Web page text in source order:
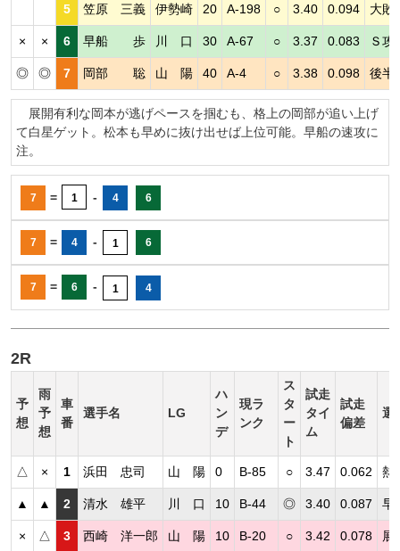
5 笠原 三義 伊勢崎 20 A-198 ○ 3.40 0.094 大敗
× × 6 早船 歩 川 口 30 A-67 ○ 3.37 0.083 Ｓ攻
◎ ◎ 7 岡部 聡 山 陽 40 A-4 ○ 3.38 0.098 後半
展開有利な岡本が逃げペースを掴むも、格上の岡部が追い上げ
て白星ゲット。松本も早めに抜け出せば上位可能。早船の速攻に
注。
7 = 1 - 4 6
7 = 4 - 1 6
7 = 6 - 1 4
2R
予
想
雨
予
想
車
番
選手名 LG
ハ
ン
デ
現ラ
ンク
ス
タ
ー
ト
試走
タイ
ム
試走
偏差
選
△ × 1 浜田 忠司 山 陽 0 B-85 ○ 3.47 0.062 熱
▲ ▲ 2 清水 雄平 川 口 10 B-44 ◎ 3.40 0.087 早
× △ 3 西崎 洋一郎 山 陽 10 B-20 ○ 3.42 0.078 展